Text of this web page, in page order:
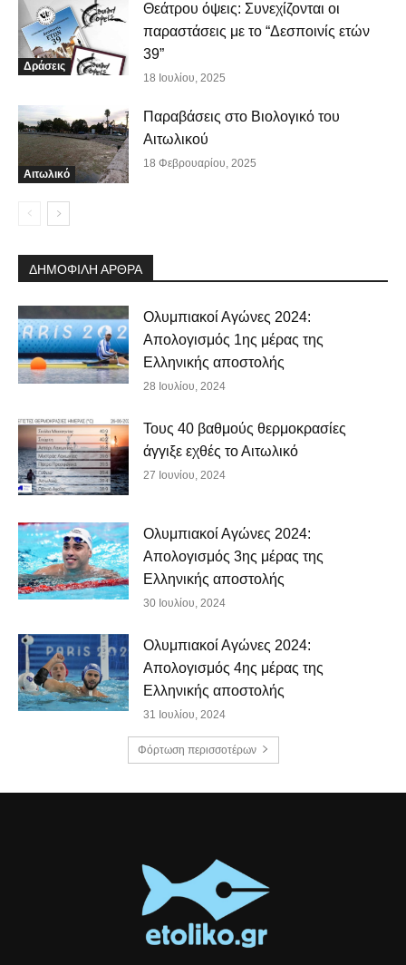
Δράσεις
Θεάτρου όψεις: Συνεχίζονται οι
παραστάσεις με το “Δεσποινίς ετών
39”
18 Ιουλίου, 2025
Αιτωλικό
Παραβάσεις στο Βιολογικό του
Αιτωλικού
18 Φεβρουαρίου, 2025
ΔΗΜΟΦΙΛΗ ΑΡΘΡΑ
Ολυμπιακοί Αγώνες 2024:
Απολογισμός 1ης μέρας της
Ελληνικής αποστολής
28 Ιουλίου, 2024
Τους 40 βαθμούς θερμοκρασίες
άγγιξε εχθές το Αιτωλικό
27 Ιουνίου, 2024
Ολυμπιακοί Αγώνες 2024:
Απολογισμός 3ης μέρας της
Ελληνικής αποστολής
30 Ιουλίου, 2024
Ολυμπιακοί Αγώνες 2024:
Απολογισμός 4ης μέρας της
Ελληνικής αποστολής
31 Ιουλίου, 2024
Φόρτωση περισσοτέρων